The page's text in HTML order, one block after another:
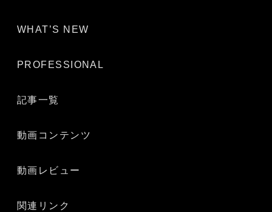
WHAT’S NEW
PROFESSIONAL
記事一覧
動画コンテンツ
動画レビュー
関連リンク